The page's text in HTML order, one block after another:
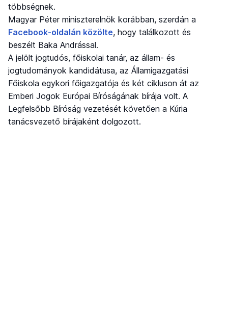
többségnek.
Magyar Péter miniszterelnök korábban, szerdán a
Facebook-oldalán közölte, hogy találkozott és
beszélt Baka Andrással.
A jelölt jogtudós, főiskolai tanár, az állam- és
jogtudományok kandidátusa, az Államigazgatási
Főiskola egykori főigazgatója és két cikluson át az
Emberi Jogok Európai Bíróságának bírája volt. A
Legfelsőbb Bíróság vezetését követően a Kúria
tanácsvezető bírájaként dolgozott.